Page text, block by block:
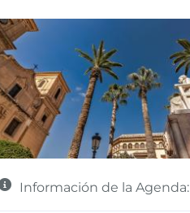
Información de la Agenda: